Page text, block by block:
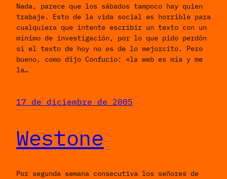
Nada, parece que los sábados tampoco hay quien
trabaje. Esto de la vida social es horrible para
cualquiera que intente escribir un texto con un
mínimo de investigación, por lo que pido perdón
si el texto de hoy no es de lo mejorcito. Pero
bueno, como dijo Confucio: «la web es mía y me
la…
17 de diciembre de 2005
Westone
Por segunda semana consecutiva los señores de